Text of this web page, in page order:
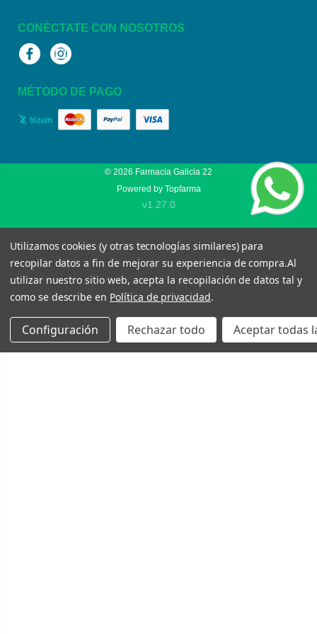
CONÉCTATE CON NOSOTROS
FacebookInstagram
MÉTODO DE PAGO
© 2026 Farmacia Galicia 22
Powered by Topfarma
v1.27.0
Utilizamos cookies (y otras tecnologías similares) para
recopilar datos a fin de mejorar su experiencia de compra.Al
utilizar nuestro sitio web, acepta la recopilación de datos tal y
como se describe en Política de privacidad.
Configuración Rechazar todo Aceptar todas